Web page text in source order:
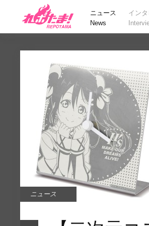
ニュース
News
イン
ニュース